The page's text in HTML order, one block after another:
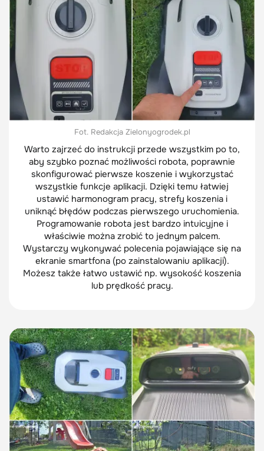
Fot. Redakcja Zielonyogrodek.pl
Warto zajrzeć do instrukcji przede wszystkim po to,
aby szybko poznać możliwości robota, poprawnie
skonfigurować pierwsze koszenie i wykorzystać
wszystkie funkcje aplikacji. Dzięki temu łatwiej
ustawić harmonogram pracy, strefy koszenia i
uniknąć błędów podczas pierwszego uruchomienia.
Programowanie robota jest bardzo intuicyjne i
właściwie można zrobić to jednym palcem.
Wystarczy wykonywać polecenia pojawiające się na
ekranie smartfona (po zainstalowaniu aplikacji).
Możesz także łatwo ustawić np. wysokość koszenia
lub prędkość pracy.